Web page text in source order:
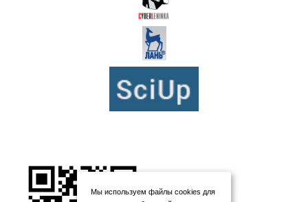
Мы используем файлы cookies для